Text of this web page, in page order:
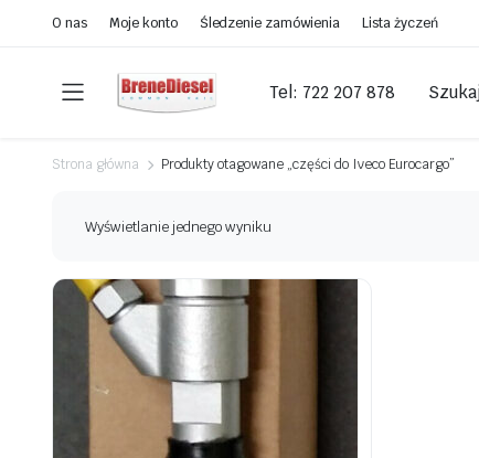
O nas Moje konto Śledzenie zamówienia Lista życzeń
Tel: 722 207 878
Strona główna Produkty otagowane „części do Iveco Eurocargo”
Wyświetlanie jednego wyniku